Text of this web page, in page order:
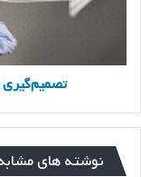
نوشته های